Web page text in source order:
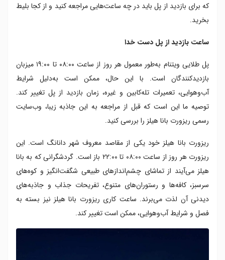
که برای بازدید از پل باید در چه ساعت‌هایی مراجعه کنید و از کجا بلیط
بخرید.
ساعت بازدید از پل دست خدا
پل طلایی ویتنام به‌طور معمول هر روز از ساعت ۰۸:۰۰ تا ۱۹:۰۰ میزبان
بازدیدکنندگان است. با این حال، ممکن است به‌دلیل شرایط
آب‌وهوایی، تعمیرات تله‌کابین و غیره، زمان بازدید از پل تغییر کند.
توصیه ما این است که قبل از مراجعه به این جاذبه زیبا، وب‌سایت
رسمی ریزورت بانا هیلز را بررسی کنید.
ریزورت بانا هیلز خود یکی از مقاصد معروف شهر دانانگ است. این
ریزورت هر روز از ساعت ۰۸:۰۰ تا ۲۲:۰۰ باز است. گردشگرانی که به بانا
هیلز می‌آیند از تماشای چشم‌اندازهای طبیعی شگفت‌انگیز و کوه‌های
سرسبز، کافه‌ها و رستوران‌های متنوع، تفریحات جذاب و جاذبه‌های
دیدنی آن لذت می‌برند. ساعت کاری ریزورت بانا هیلز نیز بسته به
فصل و شرایط آب‌وهوایی، ممکن است تغییر کند.